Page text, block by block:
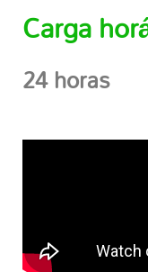
Carga
24 horas